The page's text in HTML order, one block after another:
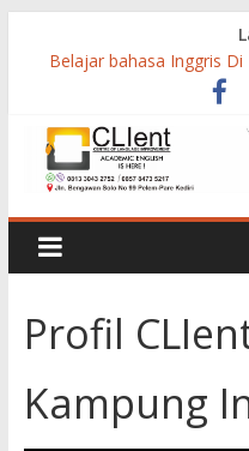
Belajar bahasa Inggris
Belajar English Gratis
Sukses Meraih Beasiswa
Mengisi Libur Lebaran
Pendaftaran Kampung
Profil
Kampung